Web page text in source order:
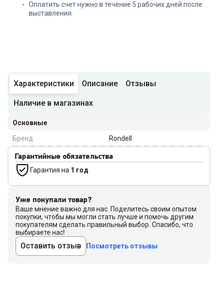
Оплатить счет нужно в течение 5 рабочих дней после
выставления.
Характеристики Описание Отзывы
Наличие в магазинах
Основные
Бренд
Rondell
Гарантийные обязательства
Гарантия на 1 год
Уже покупали товар?
Ваше мнение важно для нас. Поделитесь своим опытом
покупки, чтобы мы могли стать лучше и помочь другим
покупателям сделать правильный выбор. Спасибо, что
выбираете нас!
Оставить отзыв Посмотреть отзывы